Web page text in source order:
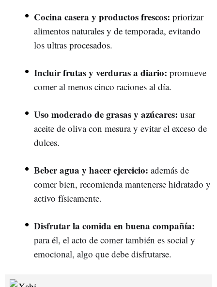
Cocina casera y productos frescos: priorizar
alimentos naturales y de temporada, evitando
los ultras procesados.
Incluir frutas y verduras a diario: promueve
comer al menos cinco raciones al día.
Uso moderado de grasas y azúcares: usar
aceite de oliva con mesura y evitar el exceso de
dulces.
Beber agua y hacer ejercicio: además de
comer bien, recomienda mantenerse hidratado y
activo físicamente.
Disfrutar la comida en buena compañía:
para él, el acto de comer también es social y
emocional, algo que debe disfrutarse.